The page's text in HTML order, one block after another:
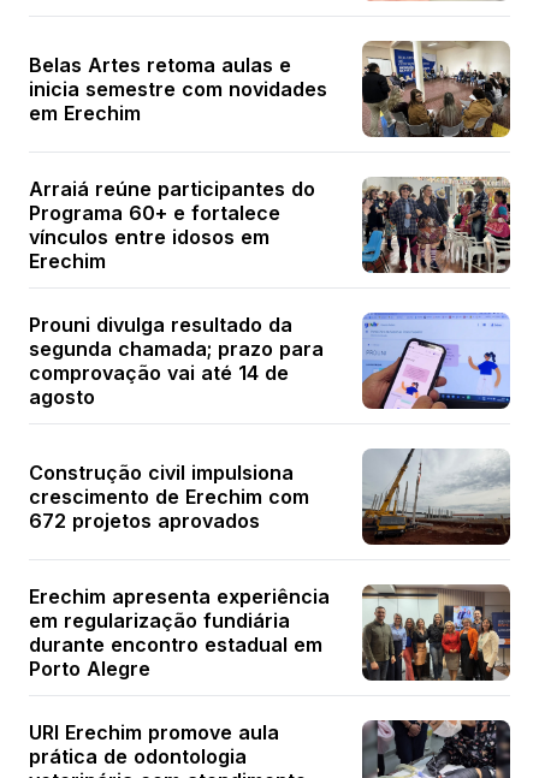
Belas Artes retoma aulas e
inicia semestre com novidades
em Erechim
Arraiá reúne participantes do
Programa 60+ e fortalece
vínculos entre idosos em
Erechim
Prouni divulga resultado da
segunda chamada; prazo para
comprovação vai até 14 de
agosto
Construção civil impulsiona
crescimento de Erechim com
672 projetos aprovados
Erechim apresenta experiência
em regularização fundiária
durante encontro estadual em
Porto Alegre
URI Erechim promove aula
prática de odontologia